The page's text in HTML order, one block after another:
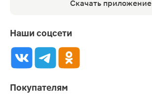
Скачать приложение
Наши соцсети
Покупателям